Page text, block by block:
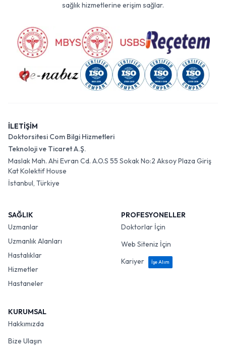
sağlık hizmetlerine erişim sağlar.
İLETİŞİM
Doktorsitesi Com Bilgi Hizmetleri
Teknoloji ve Ticaret A.Ş.
Maslak Mah. Ahi Evran Cd. A.O.S 55 Sokak No:2 Aksoy Plaza Giriş
Kat Kolektif House
İstanbul, Türkiye
SAĞLIK
Uzmanlar
Uzmanlık Alanları
Hastalıklar
Hizmetler
Hastaneler
PROFESYONELLER
Doktorlar İçin
Web Siteniz İçin
Kariyer
İşe Alım
KURUMSAL
Hakkımızda
Bize Ulaşın